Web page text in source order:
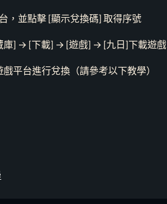
，並點擊 [顯示兌換碼] 取得序號
庫] → [下載] → [遊戲] → [九日]下載遊戲
戲平台進行兌換（請參考以下教學）